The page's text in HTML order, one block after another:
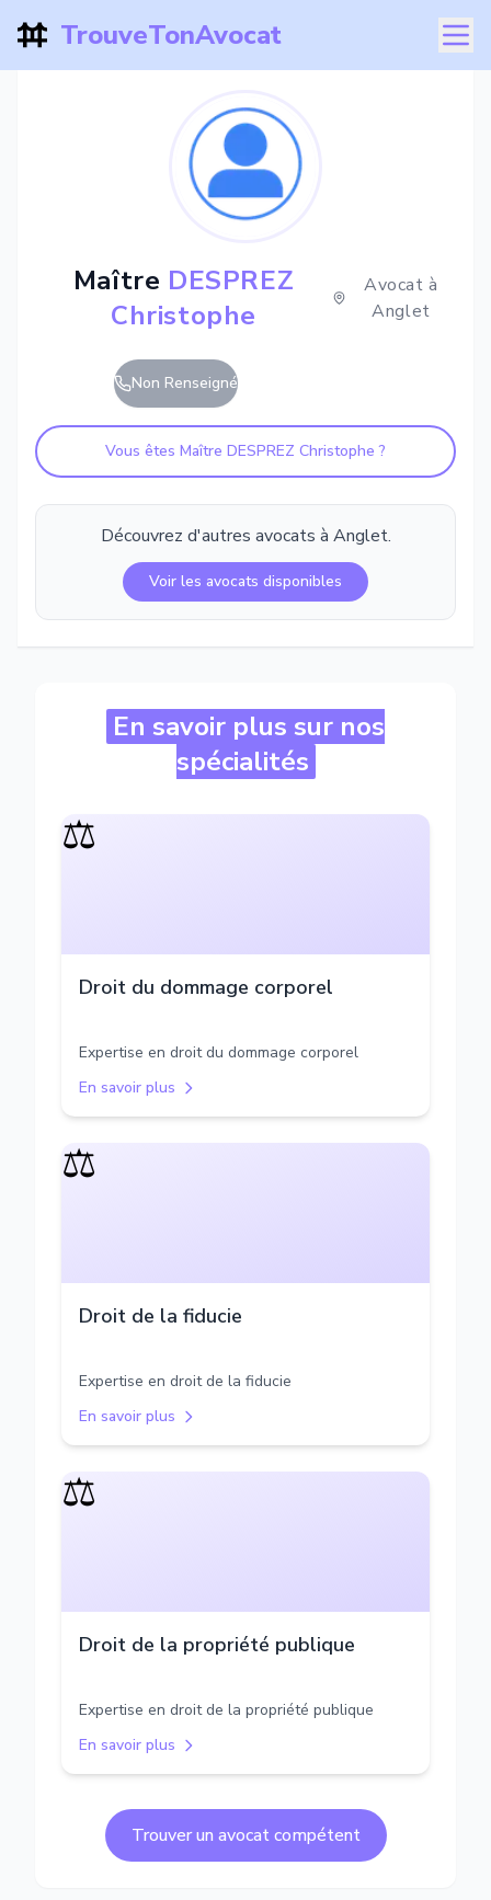
TrouveTonAvocat
Maître DESPREZ
Christophe
Avocat à
Anglet
Non Renseigné
Vous êtes Maître DESPREZ Christophe ?
Découvrez d'autres avocats à Anglet.
Voir les avocats disponibles
En savoir plus sur nos
spécialités
⚖️
Droit du dommage corporel
Expertise en droit du dommage corporel
En savoir plus
⚖️
Droit de la fiducie
Expertise en droit de la fiducie
En savoir plus
⚖️
Droit de la propriété publique
Expertise en droit de la propriété publique
En savoir plus
Trouver un avocat compétent